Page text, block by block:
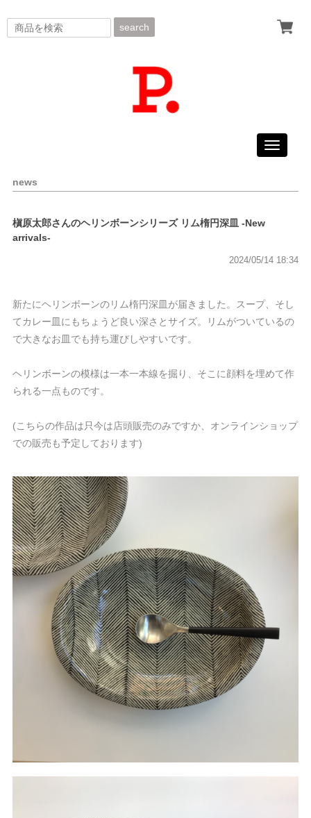
search
Toggle
news
槇原太郎さんのヘリンボーンシリーズ リム楕円深皿 -New
arrivals-
2024/05/14 18:34
新たにヘリンボーンのリム楕円深皿が届きました。スープ、そし
てカレー皿にもちょうど良い深さとサイズ。リムがついているの
で大きなお皿でも持ち運びしやすいです。
ヘリンボーンの模様は一本一本線を掘り、そこに顔料を埋めて作
られる一点ものです。
(こちらの作品は只今は店頭販売のみですか、オンラインショップ
での販売も予定しております)